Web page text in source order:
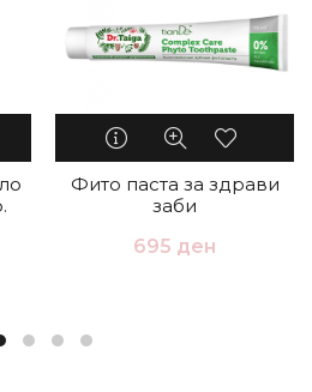
Фито паста за здрави
заби
695 ден